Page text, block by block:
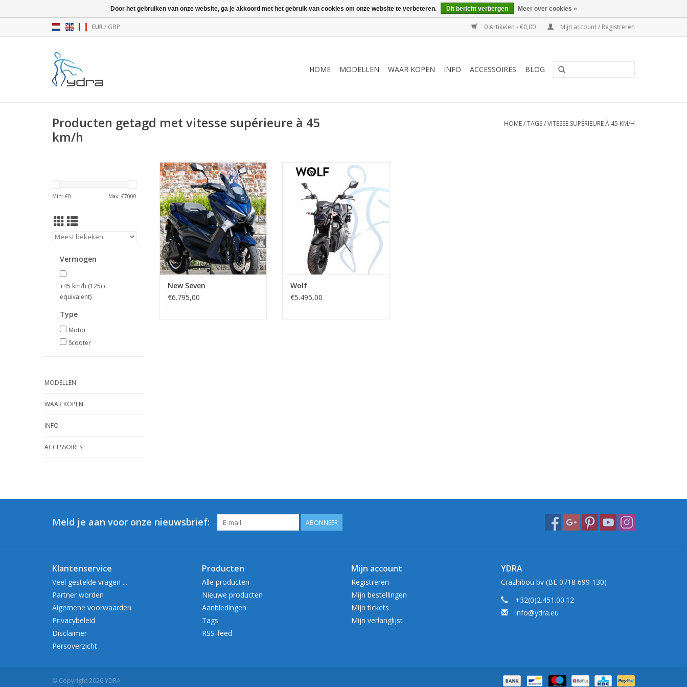
EUR/ GBP 0 Artikelen - €0,00 Mijn account / Registreren
HOME MODELLEN WAAR KOPEN INFO ACCESSOIRES BLOG
Producten getagd met vitesse supérieure à 45
km/h
HOME/TAGS/VITESSE SUPÉRIEURE À 45 KM/H
Min: €0 Max: €7000
Vermogen
+45 km/h (125cc
equivalent)
Type
Motor
Scooter
MODELLEN
WAAR KOPEN
INFO
ACCESSOIRES
Activate your mobility !
TOEVOEGEN AAN WINKELWAGEN
New Seven
€6.795,00
Powerbeest op de weg
TOEVOEGEN AAN WINKELWAGEN
Wolf
€5.495,00
Meld je aan voor onze nieuwsbrief: ABONNEER
Klantenservice
Veel gestelde vragen ...
Partner worden
Algemene voorwaarden
Privacybeleid
Disclaimer
Persoverzicht
Producten
Alle producten
Nieuwe producten
Aanbiedingen
Tags
RSS-feed
Mijn account
Registreren
Mijn bestellingen
Mijn tickets
Mijn verlanglijst
YDRA
Crazhibou bv (BE 0718 699 130)
+32(0)2.451.00.12
info@ydra.eu
© Copyright 2026 YDRA
Door het gebruiken van onze website, ga je akkoord met het gebruik van cookies om onze website te verbeteren. Dit bericht verbergen Meer over cookies »